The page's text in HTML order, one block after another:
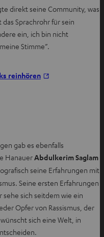
direkt seine Community, was
Sprachrohr für sein
ein, ich bin nicht
Stimme”.
reinhören
I
n
T
a
b
ö
f
f
gab es ebenfalls
HanauerAbdulkerim Saglam
seine Erfahrungen mit
Seine ersten Erfahrungen
sehe sich seitdem wie ein
Opfer von Rassismus, der
sich eine Welt, in